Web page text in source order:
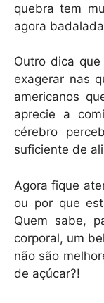
quebra tem
agora
Outro dica
exagerar nas
americanos
aprecie a
cérebro
suficiente de
Agora fique
ou por que
Quem sabe,
corporal, um
não são
de açúcar?!